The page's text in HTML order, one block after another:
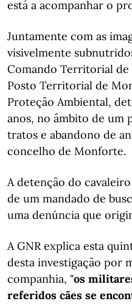
está a acompanhar o
Juntamente com as
visivelmente
Comando Territorial de
Posto Territorial de
Proteção Ambiental,
anos, no âmbito de um
tratos e abandono de
concelho de Monforte.
A detenção do
de um mandado de
uma denúncia que
A GNR explica esta
desta investigação por
companhia, "os
referidos cães se